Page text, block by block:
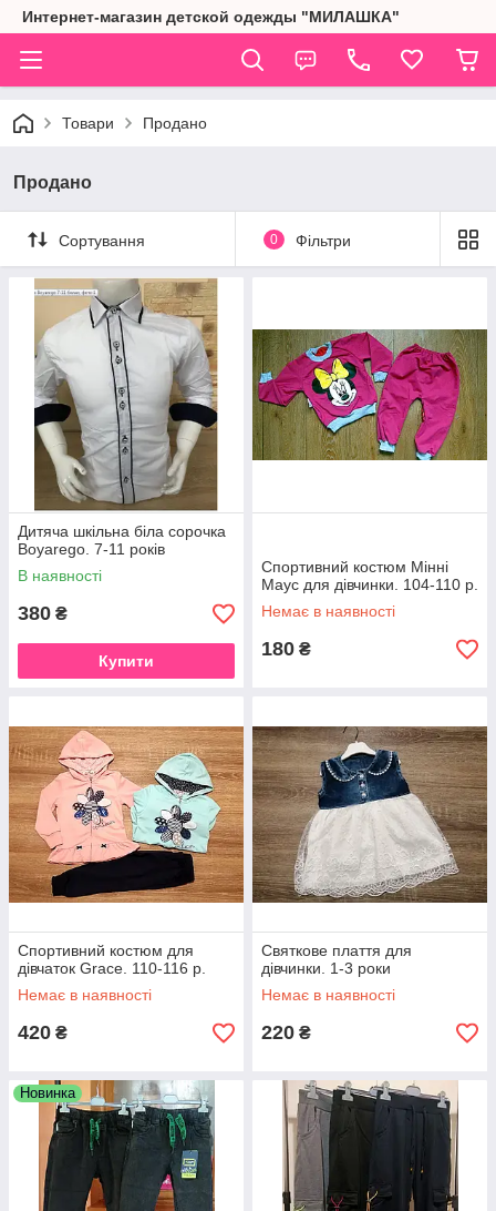
Интернет-магазин детской одежды "МИЛАШКА"
Товари Продано
Продано
Сортування 0 Фільтри
Дитяча шкільна біла сорочка
Boyarego. 7-11 років
В наявності
380 ₴
Купити
Спортивний костюм Мінні
Маус для дівчинки. 104-110 р.
Немає в наявності
180 ₴
Спортивний костюм для
дівчаток Grace. 110-116 р.
Немає в наявності
420 ₴
Святкове плаття для
дівчинки. 1-3 роки
Немає в наявності
220 ₴
Новинка